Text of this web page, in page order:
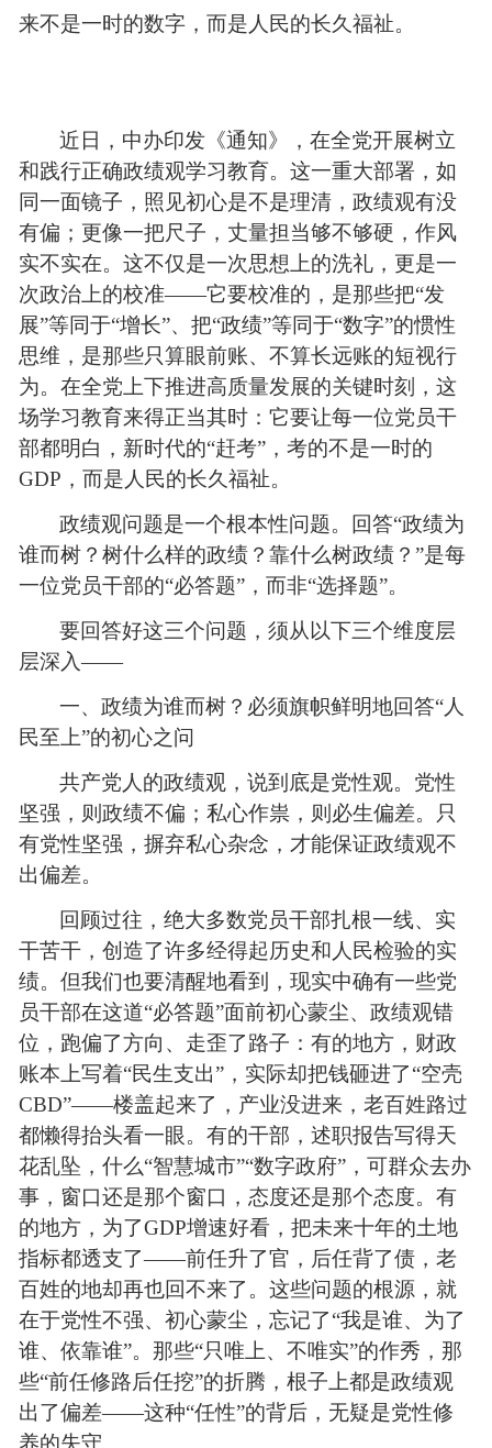
来不是一时的数字，而是人民的长久福祉。
近日，中办印发《通知》，在全党开展树立
和践行正确政绩观学习教育。这一重大部署，如
同一面镜子，照见初心是不是理清，政绩观有没
有偏；更像一把尺子，丈量担当够不够硬，作风
实不实在。这不仅是一次思想上的洗礼，更是一
次政治上的校准——它要校准的，是那些把“发
展”等同于“增长”、把“政绩”等同于“数字”的惯性
思维，是那些只算眼前账、不算长远账的短视行
为。在全党上下推进高质量发展的关键时刻，这
场学习教育来得正当其时：它要让每一位党员干
部都明白，新时代的“赶考”，考的不是一时的
GDP，而是人民的长久福祉。
政绩观问题是一个根本性问题。回答“政绩为
谁而树 ？树什么样的政绩？靠什么树政绩？”是每
一位党员干部的“必答题”，而非“选择题”。
要回答好这三个问题，须从以下三个维度层
层深入——
一、政绩为谁而树？必须旗帜鲜明地回答“人
民至上”的初心之问
共产党人的政绩观，说到底是党性观。党性
坚强，则政绩不偏；私心作祟，则必生偏差。只
有党性坚强，摒弃私心杂念，才能保证政绩观不
出偏差。
回顾过往，绝大多数党员干部扎根一线、实
干苦干，创造了许多经得起历史和人民检验的实
绩。但我们也要清醒地看到，现实中确有一些党
员干部在这道“必答题”面前初心蒙尘、政绩观错
位，跑偏了方向、走歪了路子：有的地方，财政
账本上写着“民生支出”，实际却把钱砸进了“空壳
CBD”——楼盖起来了，产业没进来，老百姓路过
都懒得抬头看一眼。有的干部，述职报告写得天
花乱坠，什么“智慧城市”“数字政府”，可群众去办
事，窗口还是那个窗口，态度还是那个态度。有
的地方，为了GDP增速好看，把未来十年的土地
指标都透支了——前任升了官，后任背了债，老
百姓的地却再也回不来了。这些问题的根源，就
在于党性不强、初心蒙尘，忘记了“我是谁、为了
谁、依靠谁”。那些“只唯上、不唯实”的作秀，那
些“前任修路后任挖”的折腾，根子上都是政绩观
出了偏差——这种“任性”的背后，无疑是党性修
养的失守。